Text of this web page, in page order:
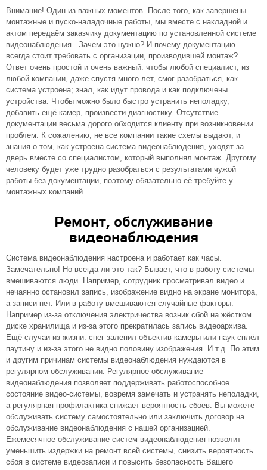
Внимание! Один из важных моментов. После того, как завершены
монтажные и пуско-наладочные работы, мы вместе с накладной и
актом передаём заказчику документацию по установленной системе
видеонаблюдения . Зачем это нужно? И почему документацию
всегда стоит требовать с организации, производившей монтаж?
Ответ очень простой и очень важный: чтобы любой специалист, из
любой компании, даже спустя много лет, смог разобраться, как
система устроена; знал, как идут провода и как подключены
устройства. Чтобы можно было быстро устранить неполадку,
добавить ещё камер, произвести диагностику. Отсутствие
документации весьма дорого обходится клиенту при возникновении
проблем. К сожалению, не все компании такие схемы выдают, и
знания о том, как устроена система видеонаблюдения, уходят за
дверь вместе со специалистом, который выполнял монтаж. Другому
человеку будет уже трудно разобраться с результатами чужой
работы без документации, поэтому обязательно её требуйте у
монтажных компаний.
Ремонт, обслуживание
видеонаблюдения
Система видеонаблюдения настроена и работает как часы.
Замечательно! Но всегда ли это так? Бывает, что в работу системы
вмешиваются люди. Например, сотрудник просматривал видео и
нечаянно остановил запись, изображение видно на экране монитора,
а записи нет. Или в работу вмешиваются случайные факторы.
Например из-за отключения электричества возник сбой на жёстком
диске хранилища и из-за этого прекратилась запись видеоархива.
Ещё случаи из жизни: снег залепил объектив камеры или паук сплёл
паутину и из-за этого не видно половину изображения. И т.д. По этим
и другим причинам системы видеонаблюдения нуждаются в
регулярном обслуживании. Регулярное обслуживание
видеонаблюдения позволяет поддерживать работоспособное
состояние видео-системы, вовремя замечать и устранять неполадки,
а регулярная профилактика снижает вероятность сбоев. Вы можете
обслуживать систему самостоятельно или заключить договор на
обслуживание видеонаблюдения с нашей организацией.
Ежемесячное обслуживание систем видеонаблюдения позволит
уменьшить издержки на ремонт всей системы, снизить вероятность
сбоя в системе видеозаписи и повысить безопасность Вашего